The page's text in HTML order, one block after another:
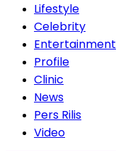
Lifestyle
Celebrity
Entertainment
Profile
Clinic
News
Pers Rilis
Video